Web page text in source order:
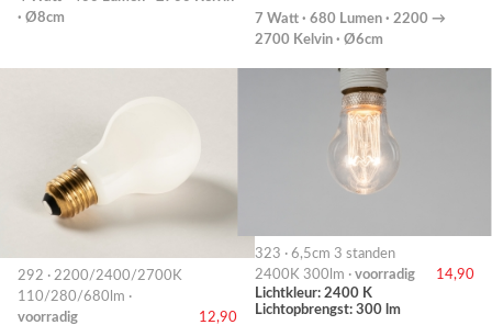
· Ø8cm
7 Watt · 680 Lumen · 2200 →
2700 Kelvin · Ø6cm
292 · 2200/2400/2700K
110/280/680lm ·
voorradig
12,90
323 · 6,5cm 3 standen
2400K 300lm · voorradig
14,90
Lichtkleur: 2400 K
Lichtopbrengst: 300 lm